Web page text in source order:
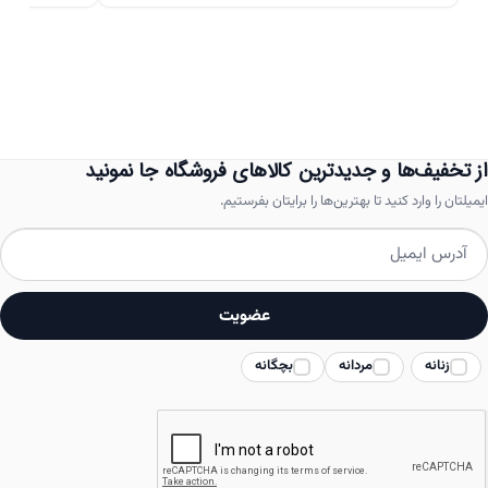
باشد.
ها
در
از تخفیف‌ها و جدیدترین کالاهای فروشگاه جا نمونید
ایمیلتان را وارد کنید تا بهترین‌ها را برایتان بفرستیم.
زنانه مردانه بچگانه
عضویت